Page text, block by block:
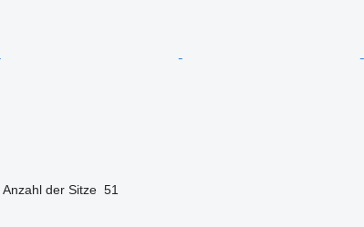
Anzahl der Sitze 51